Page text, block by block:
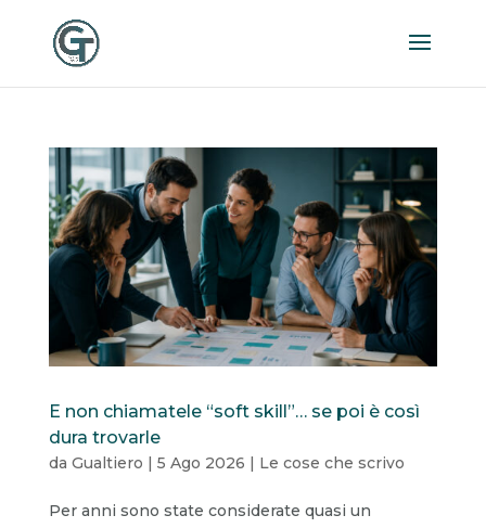
E non chiamatele “soft skill”… se poi è così
dura trovarle
da Gualtiero | 5 Ago 2026 | Le cose che scrivo
Per anni sono state considerate quasi un